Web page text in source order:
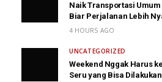
Naik Transportasi
Biar Perjalanan Lebih
4 HOURS AGO
UNCATEGORIZED
Weekend Nggak Harus
Seru yang Bisa Dilakukan